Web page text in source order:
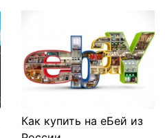
Как купить на еБей из